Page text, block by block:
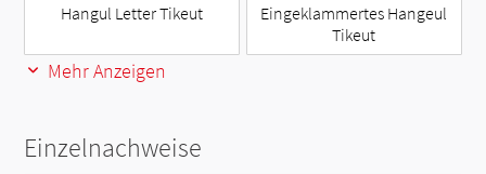
Hangul Letter Tikeut
Eingeklammertes Hangeul
Tikeut
Mehr Anzeigen
Einzelnachweise